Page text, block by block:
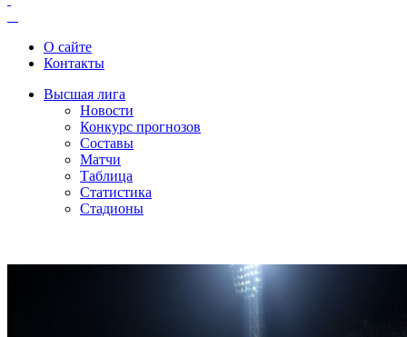
О сайте
Контакты
Высшая лига
Новости
Конкурс прогнозов
Составы
Матчи
Таблица
Статистика
Стадионы